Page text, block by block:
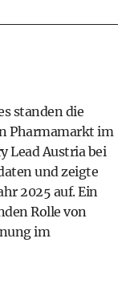
standen die
Pharmamarkt im
Lead Austria bei
und zeigte
2025 auf. Ein
Rolle von
im